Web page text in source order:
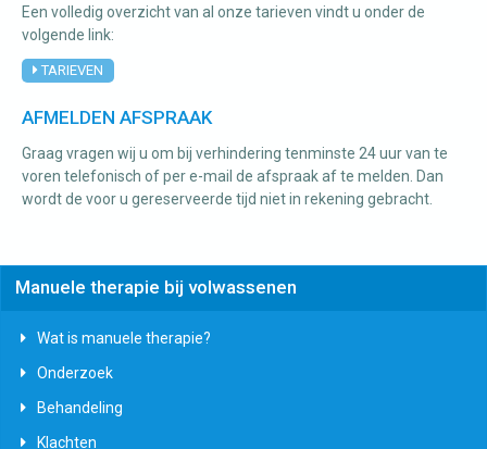
Een volledig overzicht van al onze tarieven vindt u onder de
volgende link:
TARIEVEN
AFMELDEN AFSPRAAK
Graag vragen wij u om bij verhindering tenminste 24 uur van te
voren telefonisch of per e-mail de afspraak af te melden. Dan
wordt de voor u gereserveerde tijd niet in rekening gebracht.
Manuele therapie bij volwassenen
Wat is manuele therapie?
Onderzoek
Behandeling
Klachten